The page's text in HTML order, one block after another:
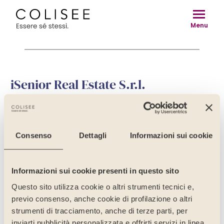
Consenso Dettagli Informazioni sui cookie
Informazioni sui cookie presenti in questo sito
Questo sito utilizza cookie o altri strumenti tecnici e,
previo consenso, anche cookie di profilazione o altri
strumenti di tracciamento, anche di terze parti, per
Vai
Menu
iSenior Real Estate S.r.l.
iSenior Real Estate Srl – Bilancio e Nota Integrativa